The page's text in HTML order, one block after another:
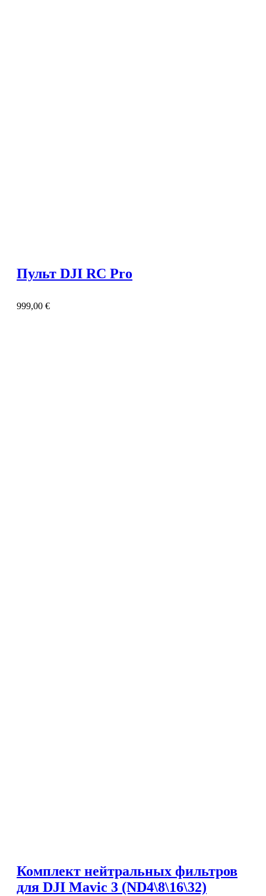
Пульт DJI RC Pro
999,00 €
Комплект нейтральных фильтров
для DJI Mavic 3 (ND4\8\16\32)